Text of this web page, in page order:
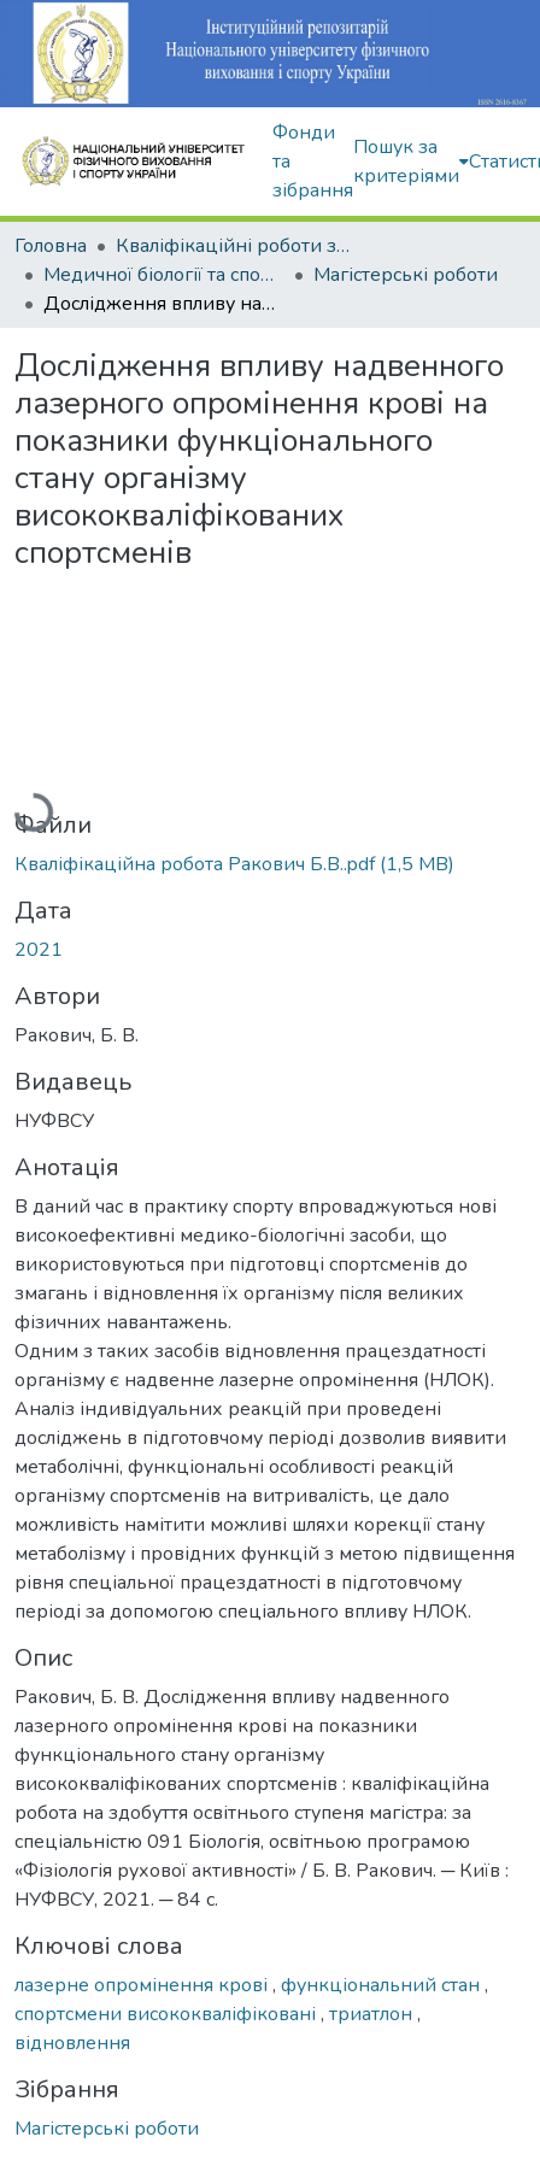
Фонди
та
зібрання
Пошук за
критеріями
Головна
Кваліфікаційні роботи здобувачів вищої освіти
Медичної біології та спортивної дієтології
Магістерські роботи
Дослідження впливу надвенного лазерного опромінення крові на показники функціонального стану організму висококваліфікованих спортсменів
Дослідження впливу надвенного
лазерного опромінення крові на
показники функціонального
стану організму
висококваліфікованих
спортсменів
Вантажиться...
Файли
Кваліфікаційна робота Ракович Б.В..pdf(1,5 MB)
Дата
2021
Автори
Ракович, Б. В.
Видавець
НУФВСУ
Анотація
В даний час в практику спорту впроваджуються нові
високоефективні медико-біологічні засоби, що
використовуються при підготовці спортсменів до
змагань і відновлення їх організму після великих
фізичних навантажень.
Одним з таких засобів відновлення працездатності
організму є надвенне лазерне опромінення (НЛОК).
Аналіз індивідуальних реакцій при проведені
досліджень в підготовчому періоді дозволив виявити
метаболічні, функціональні особливості реакцій
організму спортсменів на витривалість, це дало
можливість намітити можливі шляхи корекції стану
метаболізму і провідних функцій з метою підвищення
рівня спеціальної працездатності в підготовчому
періоді за допомогою спеціального впливу НЛОК.
Опис
Ракович, Б. В. Дослідження впливу надвенного
лазерного опромінення крові на показники
функціонального стану організму
висококваліфікованих спортсменів : кваліфікаційна
робота на здобуття освітнього ступеня магістра: за
спеціальністю 091 Біологія, освітньою програмою
«Фізіологія рухової активності» / Б. В. Ракович. ─ Київ :
НУФВСУ, 2021. ─ 84 с.
Ключові слова
лазерне опромінення крові , функціональний стан ,
спортсмени висококваліфіковані , триатлон ,
відновлення
Зібрання
Магістерські роботи